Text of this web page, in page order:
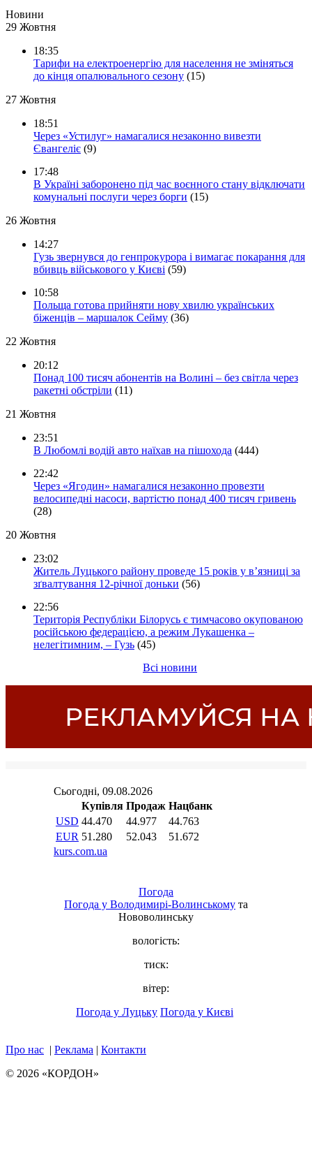
Новини
29 Жовтня
18:35
Тарифи на електроенергію для населення не зміняться
до кінця опалювального сезону (15)
27 Жовтня
18:51
Через «Устилуг» намагалися незаконно вивезти
Євангеліє (9)
17:48
В Україні заборонено під час воєнного стану відключати
комунальні послуги через борги (15)
26 Жовтня
14:27
Гузь звернувся до генпрокурора і вимагає покарання для
вбивць військового у Києві (59)
10:58
Польща готова прийняти нову хвилю українських
біженців – маршалок Сейму (36)
22 Жовтня
20:12
Понад 100 тисяч абонентів на Волині – без світла через
ракетні обстріли (11)
21 Жовтня
23:51
В Любомлі водій авто наїхав на пішохода (444)
22:42
Через «Ягодин» намагалися незаконно провезти
велосипедні насоси, вартістю понад 400 тисяч гривень
(28)
20 Жовтня
23:02
Житель Луцького району проведе 15 років у в’язниці за
зґвалтування 12-річної доньки (56)
22:56
Територія Республіки Білорусь є тимчасово окупованою
російською федерацією, а режим Лукашенка –
нелегітимним, – Гузь (45)
Всі новини
Погода
Погода у Володимирі-Волинському та
Нововолинську
вологість:
тиск:
вітер:
Погода у Луцьку Погода у Києві
Про нас | Реклама | Контакти
© 2026 «КОРДОН»